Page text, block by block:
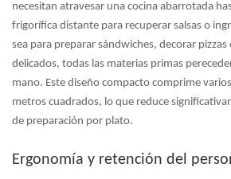
necesitan atravesar una cocina abarrotada
frigorífica distante para recuperar salsas o
sea para preparar sándwiches, decorar
delicados, todas las materias primas
mano. Este diseño compacto comprime
metros cuadrados, lo que reduce
de preparación por plato.
Ergonomía y retención del